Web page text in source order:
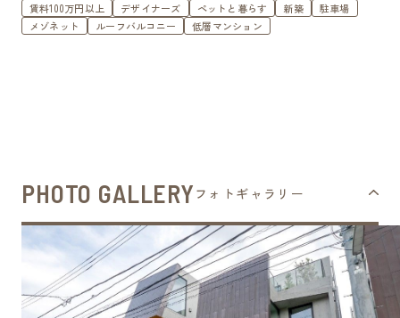
賃料100万円以上 デザイナーズ ペットと暮らす 新築
駐車場
メゾネット
ルーフバルコニー 低層マンション
PHOTO GALLERY フォトギャラリー